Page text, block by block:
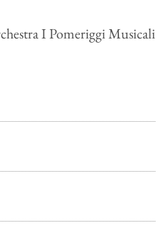
I Pomeriggi Musicali